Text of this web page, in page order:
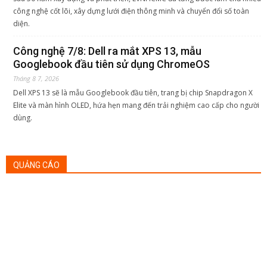
công nghệ cốt lõi, xây dựng lưới điện thông minh và chuyển đổi số toàn
diện.
Công nghệ 7/8: Dell ra mắt XPS 13, mẫu
Googlebook đầu tiên sử dụng ChromeOS
Tháng 8 7, 2026
Dell XPS 13 sẽ là mẫu Googlebook đầu tiên, trang bị chip Snapdragon X
Elite và màn hình OLED, hứa hẹn mang đến trải nghiệm cao cấp cho người
dùng.
QUẢNG CÁO